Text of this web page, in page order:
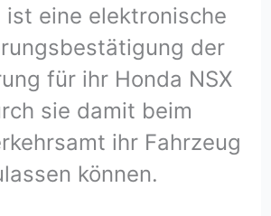
ist eine elektronische
der
für ihr Honda NSX
sie damit beim
ihr Fahrzeug
können.